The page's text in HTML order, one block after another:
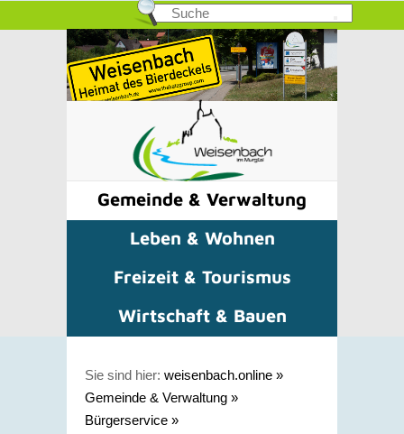
Gemeinde & Verwaltung
Leben & Wohnen
Freizeit & Tourismus
Wirtschaft & Bauen
Sie sind hier: weisenbach.online »
Gemeinde & Verwaltung »
Bürgerservice »